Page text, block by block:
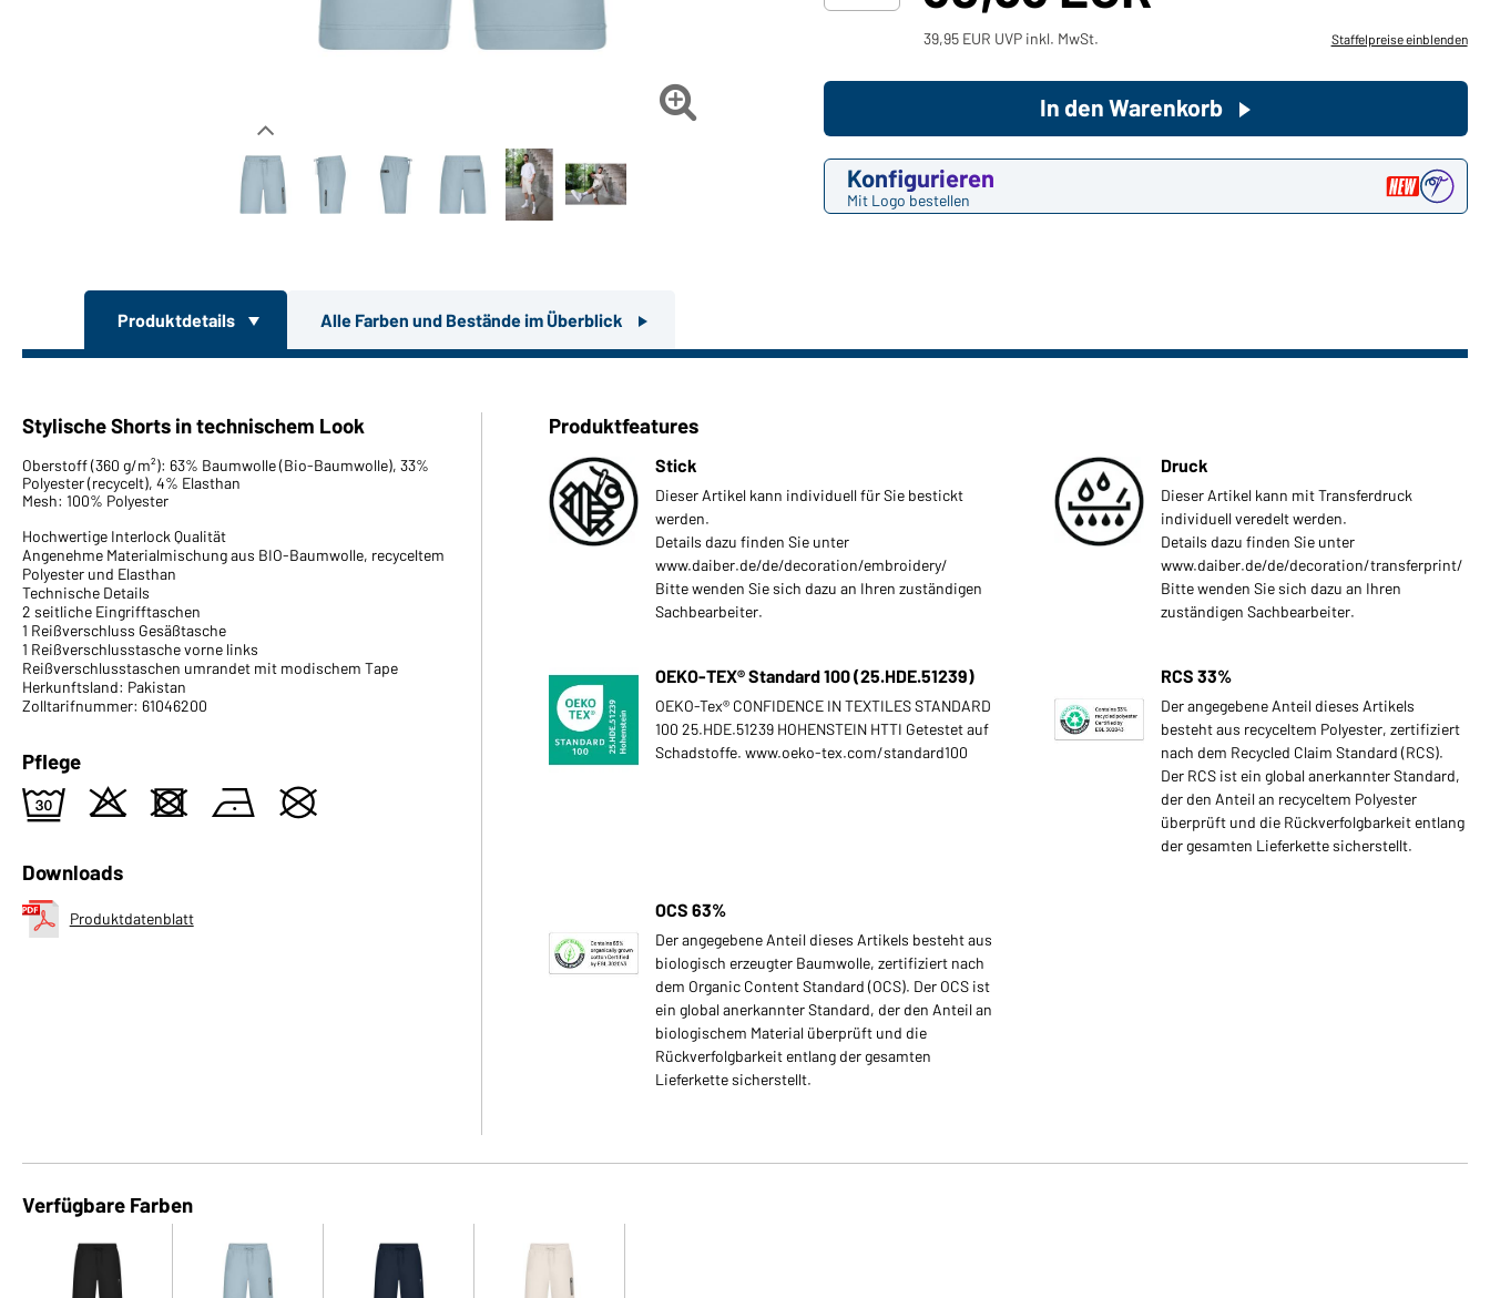
privaten Bedarf einkaufen?
Hier geht's zu unserem
Endkundenshop

39,95 EUR UVP inkl. MwSt. Staffelpreise einblenden
Konfigurieren
Mit Logo bestellen
In den Warenkorb
Produktdetails Alle Farben und Bestände im Überblick
Stylische Shorts in technischem Look
Oberstoff (360 g/m²): 63% Baumwolle (Bio-Baumwolle), 33%
Polyester (recycelt), 4% Elasthan
Mesh: 100% Polyester
Hochwertige Interlock Qualität
Angenehme Materialmischung aus BIO-Baumwolle, recyceltem
Polyester und Elasthan
Technische Details
2 seitliche Eingrifftaschen
1 Reißverschluss Gesäßtasche
1 Reißverschlusstasche vorne links
Reißverschlusstaschen umrandet mit modischem Tape
Herkunftsland: Pakistan
Zolltarifnummer: 61046200
Pflege
e o d n U
Downloads
Produktdatenblatt
Produktfeatures
Stick
Dieser Artikel kann individuell für Sie bestickt
werden.
Details dazu finden Sie unter
www.daiber.de/de/decoration/embroidery/
Bitte wenden Sie sich dazu an Ihren zuständigen
Sachbearbeiter.
Druck
Dieser Artikel kann mit Transferdruck
individuell veredelt werden.
Details dazu finden Sie unter
www.daiber.de/de/decoration/transferprint/
Bitte wenden Sie sich dazu an Ihren
zuständigen Sachbearbeiter.
OEKO-TEX® Standard 100 (25.HDE.51239)
OEKO-Tex® CONFIDENCE IN TEXTILES STANDARD
100 25.HDE.51239 HOHENSTEIN HTTI Getestet auf
Schadstoffe. www.oeko-tex.com/standard100
RCS 33%
Der angegebene Anteil dieses Artikels
besteht aus recyceltem Polyester, zertifiziert
nach dem Recycled Claim Standard (RCS).
Der RCS ist ein global anerkannter Standard,
der den Anteil an recyceltem Polyester
überprüft und die Rückverfolgbarkeit entlang
der gesamten Lieferkette sicherstellt.
OCS 63%
Der angegebene Anteil dieses Artikels besteht aus
biologisch erzeugter Baumwolle, zertifiziert nach
dem Organic Content Standard (OCS). Der OCS ist
ein global anerkannter Standard, der den Anteil an
biologischem Material überprüft und die
Rückverfolgbarkeit entlang der gesamten
Lieferkette sicherstellt.
Verfügbare Farben